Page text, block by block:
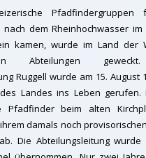
Pfadfindergruppen
dem Rheinhochwasser im
kamen, wurde im Land der
Abteilungen
Ruggell wurde am 15. August
Landes ins Leben gerufen.
Pfadfinder beim alten
damals noch
Die Abteilungsleitung wurde